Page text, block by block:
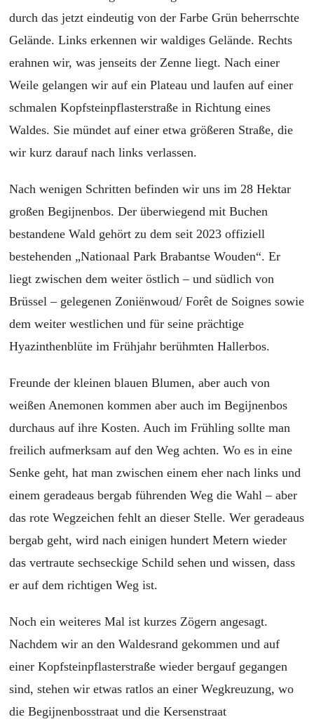
durch das jetzt eindeutig von der Farbe Grün beherrschte
Gelände. Links erkennen wir waldiges Gelände. Rechts
erahnen wir, was jenseits der Zenne liegt. Nach einer
Weile gelangen wir auf ein Plateau und laufen auf einer
schmalen Kopfsteinpflasterstraße in Richtung eines
Waldes. Sie mündet auf einer etwa größeren Straße, die
wir kurz darauf nach links verlassen.
Nach wenigen Schritten befinden wir uns im 28 Hektar
großen Begijnenbos. Der überwiegend mit Buchen
bestandene Wald gehört zu dem seit 2023 offiziell
bestehenden „Nationaal Park Brabantse Wouden“. Er
liegt zwischen dem weiter östlich – und südlich von
Brüssel – gelegenen Zoniënwoud/ Forêt de Soignes sowie
dem weiter westlichen und für seine prächtige
Hyazinthenblüte im Frühjahr berühmten Hallerbos.
Freunde der kleinen blauen Blumen, aber auch von
weißen Anemonen kommen aber auch im Begijnenbos
durchaus auf ihre Kosten. Auch im Frühling sollte man
freilich aufmerksam auf den Weg achten. Wo es in eine
Senke geht, hat man zwischen einem eher nach links und
einem geradeaus bergab führenden Weg die Wahl – aber
das rote Wegzeichen fehlt an dieser Stelle. Wer geradeaus
bergab geht, wird nach einigen hundert Metern wieder
das vertraute sechseckige Schild sehen und wissen, dass
er auf dem richtigen Weg ist.
Noch ein weiteres Mal ist kurzes Zögern angesagt.
Nachdem wir an den Waldesrand gekommen und auf
einer Kopfsteinpflasterstraße wieder bergauf gegangen
sind, stehen wir etwas ratlos an einer Wegkreuzung, wo
die Begijnenbosstraat und die Kersenstraat